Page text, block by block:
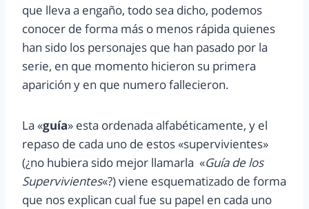
que lleva a engaño, todo sea dicho, podemos
conocer de forma más o menos rápida quienes
han sido los personajes que han pasado por la
serie, en que momento hicieron su primera
aparición y en que numero fallecieron.
La «guía» esta ordenada alfabéticamente, y el
repaso de cada uno de estos «supervivientes»
(¿no hubiera sido mejor llamarla «Guía de los
Supervivientes«?) viene esquematizado de forma
que nos explican cual fue su papel en cada uno